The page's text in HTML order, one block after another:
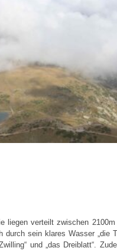
verteilt zwischen
sein klares Wasser „die
und „das Dreiblatt“.